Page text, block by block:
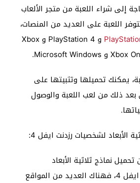
إلى شراء اللعبة من متجر الألعاب
اللعبة على العديد من المنصات،
و PlayStation 4 و Xbox
يمكنك تحميلها وتثبيتها على
ذلك من لعب اللعبة والوصول
الأبعاد لشخصيات رزدنت ايفل 4:
نماذج ثلاثية الأبعاد
لشخصيات رزدنت ايفل 4، فهناك العديد من المواقع